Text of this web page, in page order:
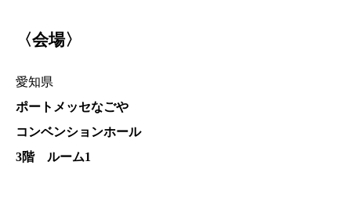
〈会場〉
愛知県
ポートメッセなごや
コンベンションホール
3階 ルーム1